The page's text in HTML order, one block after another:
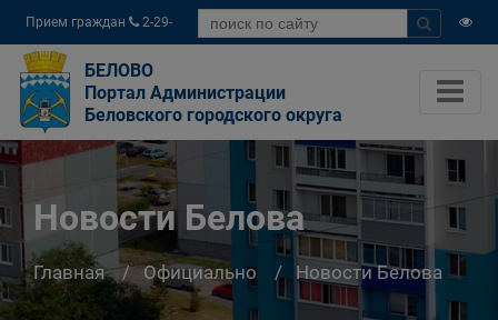
Прием граждан
2-29-
04
БЕЛОВО
Портал Администрации
Беловского городского округа
Новости Белова
Главная Официально Новости Белова